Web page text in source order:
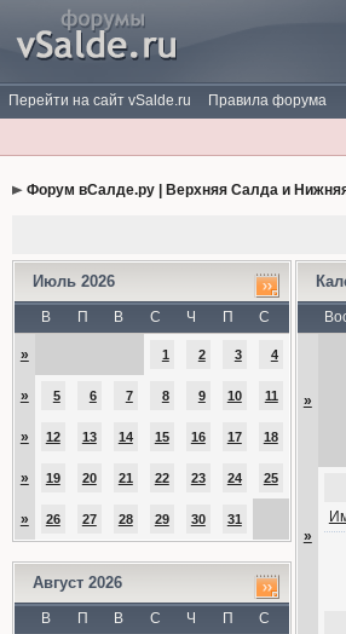
Перейти на сайт vSalde.ru Правила форума
Форум вСалде.ру | Верхняя Салда и
Июль 2026
В П В С Ч П С
» 1 2 3 4
» 5 6 7 8 9 10 11
» 12 13 14 15 16 17 18
» 19 20 21 22 23 24 25
» 26 27 28 29 30 31
Август 2026
В П В С Ч П С
»
»